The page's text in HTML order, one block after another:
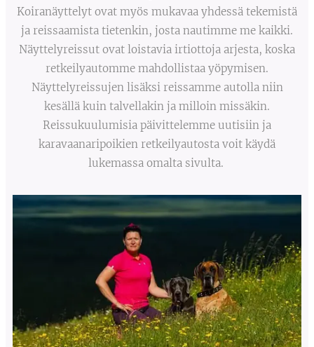
Koiranäyttelyt ovat myös mukavaa yhdessä tekemistä
ja reissaamista tietenkin, josta nautimme me kaikki.
Näyttelyreissut ovat loistavia irtiottoja arjesta, koska
retkeilyautomme mahdollistaa yöpymisen.
Näyttelyreissujen lisäksi reissamme autolla niin
kesällä kuin talvellakin ja milloin missäkin.
Reissukuulumisia päivittelemme uutisiin ja
karavaanaripoikien retkeilyautosta voit käydä
lukemassa omalta sivulta.